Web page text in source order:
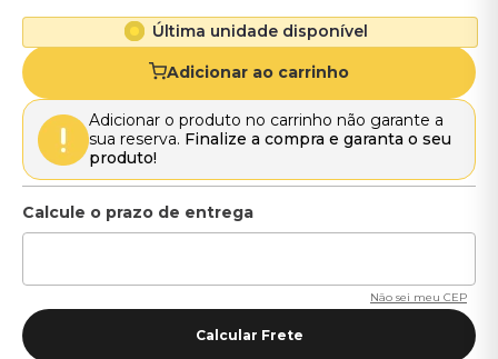
Última unidade disponível
Adicionar ao carrinho
Adicionar o produto no carrinho não garante a
sua reserva. Finalize a compra e garanta o seu
produto!
Não sei meu CEP